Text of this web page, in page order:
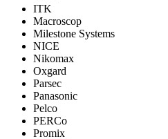
ITK
Macroscop
Milestone Systems
NICE
Nikomax
Oxgard
Parsec
Panasonic
Pelco
PERCo
Promix